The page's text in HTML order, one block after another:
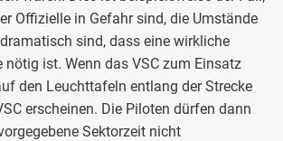
Offizielle in Gefahr sind, die Umstände
sind, dass eine wirkliche
nötig ist. Wenn das VSC zum Einsatz
den Leuchttafeln entlang der Strecke
erscheinen. Die Piloten dürfen dann
Sektorzeit nicht